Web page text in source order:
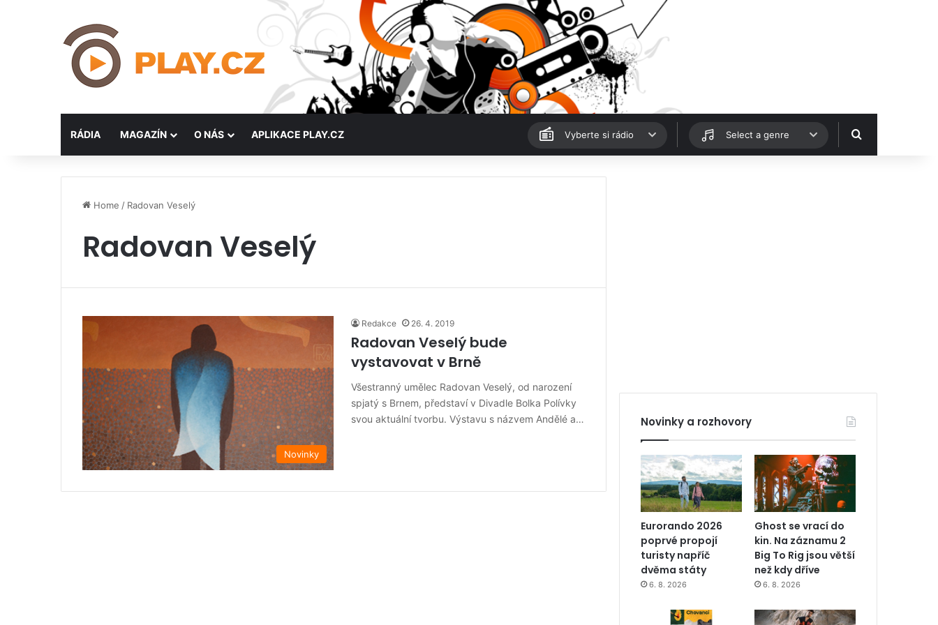
RÁDIA MAGAZÍN O NÁS APLIKACE PLAY.CZ Vyberte si rádio Select a genre Hledat
Home / Radovan Veselý
Radovan Veselý
Novinky
Redakce 26. 4. 2019
Radovan Veselý bude
vystavovat v Brně
Všestranný umělec Radovan Veselý, od narození
spjatý s Brnem, představí v Divadle Bolka Polívky
svou aktuální tvorbu. Výstavu s názvem Andělé a…
Novinky a rozhovory
Eurorando 2026
poprvé propojí
turisty napříč
dvěma státy
6. 8. 2026
Ghost se vrací do
kin. Na záznamu 2
Big To Rig jsou větší
než kdy dříve
6. 8. 2026